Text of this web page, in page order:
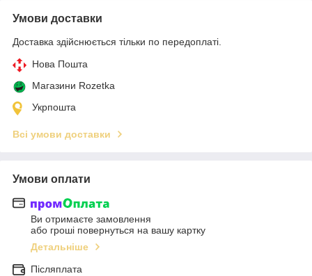
Умови доставки
Доставка здійснюється тільки по передоплаті.
Нова Пошта
Магазини Rozetka
Укрпошта
Всі умови доставки
Умови оплати
Ви отримаєте замовлення
або гроші повернуться на вашу картку
Детальніше
Післяплата